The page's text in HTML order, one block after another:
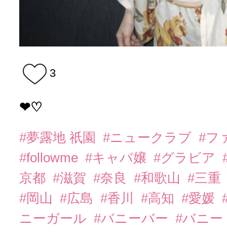
3
❤︎♡
#夢露地 祇園 #ニュークラブ #フ
#followme #キャバ嬢 #グラビア
京都 #滋賀 #奈良 #和歌山
#三重
#岡山
#広島 #香川 #高知 #愛媛
ニーガール #バニーバー #バニー